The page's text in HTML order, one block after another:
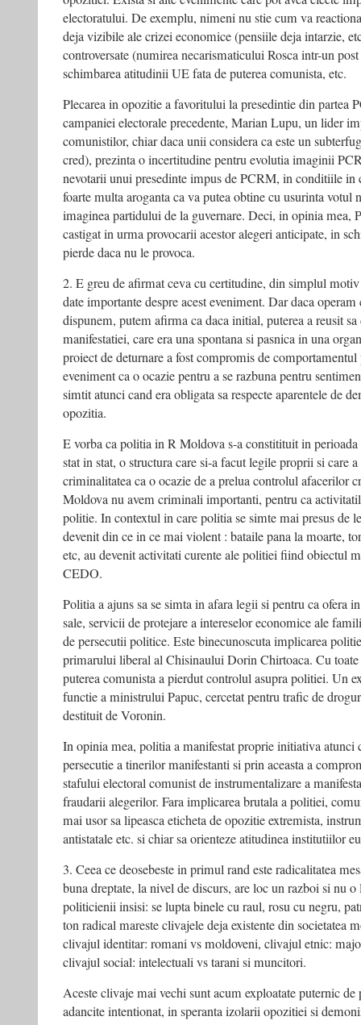
electoratului. De exemplu, nimeni nu stie cum va
deja vizibile ale crizei economice (pensiile deja intarzie,
controversate (numirea necarismaticului Rosca intr-un
schimbarea atitudinii UE fata de puterea comunista, etc.
Plecarea in opozitie a favoritului la presedintie din partea
campaniei electorale precedente, Marian Lupu, un lider
comunistilor, chiar daca unii considera ca este un
cred), prezinta o incertitudine pentru evolutia imaginii
nevotarii unui presedinte impus de PCRM, in conditiile in
foarte multa aroganta ca va putea obtine cu usurinta votul
imaginea partidului de la guvernare. Deci, in opinia mea,
castigat in urma provocarii acestor alegeri anticipate, in
pierde daca nu le provoca.
2. E greu de afirmat ceva cu certitudine, din simplul motiv
date importante despre acest eveniment. Dar daca operam
dispunem, putem afirma ca daca initial, puterea a reusit
manifestatiei, care era una spontana si pasnica in una
proiect de deturnare a fost compromis de
eveniment ca o ocazie pentru a se razbuna pentru
simtit atunci cand era obligata sa respecte aparentele de
opozitia.
E vorba ca politia in R Moldova s-a constitituit in
stat in stat, o structura care si-a facut legile proprii si care
criminalitatea ca o ocazie de a prelua controlul afacerilor
Moldova nu avem criminali importanti, pentru ca
politie. In contextul in care politia se simte mai presus de
devenit din ce in ce mai violent : bataile pana la moarte,
etc, au devenit activitati curente ale politiei fiind obiectul
CEDO.
Politia a ajuns sa se simta in afara legii si pentru ca ofera
sale, servicii de protejare a intereselor economice ale
de persecutii politice. Este binecunoscuta implicarea
primarului liberal al Chisinaului Dorin Chirtoaca. Cu toate
puterea comunista a pierdut controlul asupra politiei. Un
functie a ministrului Papuc, cercetat pentru trafic de
destituit de Voronin.
In opinia mea, politia a manifestat proprie initiativa atunci
persecutie a tinerilor manifestanti si prin aceasta a
stafului electoral comunist de instrumentalizare a
fraudarii alegerilor. Fara implicarea brutala a politiei,
mai usor sa lipeasca eticheta de opozitie extremista,
antistatale etc. si chiar sa orienteze atitudinea institutiilor
3. Ceea ce deosebeste in primul rand este radicalitatea
buna dreptate, la nivel de discurs, are loc un razboi si nu
politicienii insisi: se lupta binele cu raul, rosu cu negru,
ton radical mareste clivajele deja existente din societatea
clivajul identitar: romani vs moldoveni, clivajul etnic:
clivajul social: intelectuali vs tarani si muncitori.
Aceste clivaje mai vechi sunt acum exploatate puternic
adancite intentionat, in speranta izolarii opozitiei si